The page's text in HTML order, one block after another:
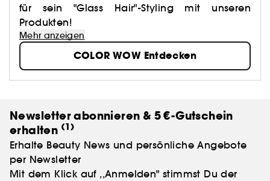
für sein "Glass Hair"-Styling mit unseren
Produkten!
Mehr anzeigen
COLOR WOW Entdecken
Newsletter abonnieren & 5 €-Gutschein
erhalten (1)
Erhalte Beauty News und persönliche Angebote
per Newsletter
Mit dem Klick auf ,,Anmelden" stimmst Du der